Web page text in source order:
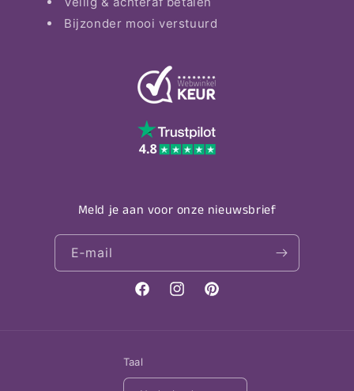
Bijzonder mooi verstuurd
Meld je aan voor onze nieuwsbrief
E‑mail
FacebookInstagramPinterest
Taal